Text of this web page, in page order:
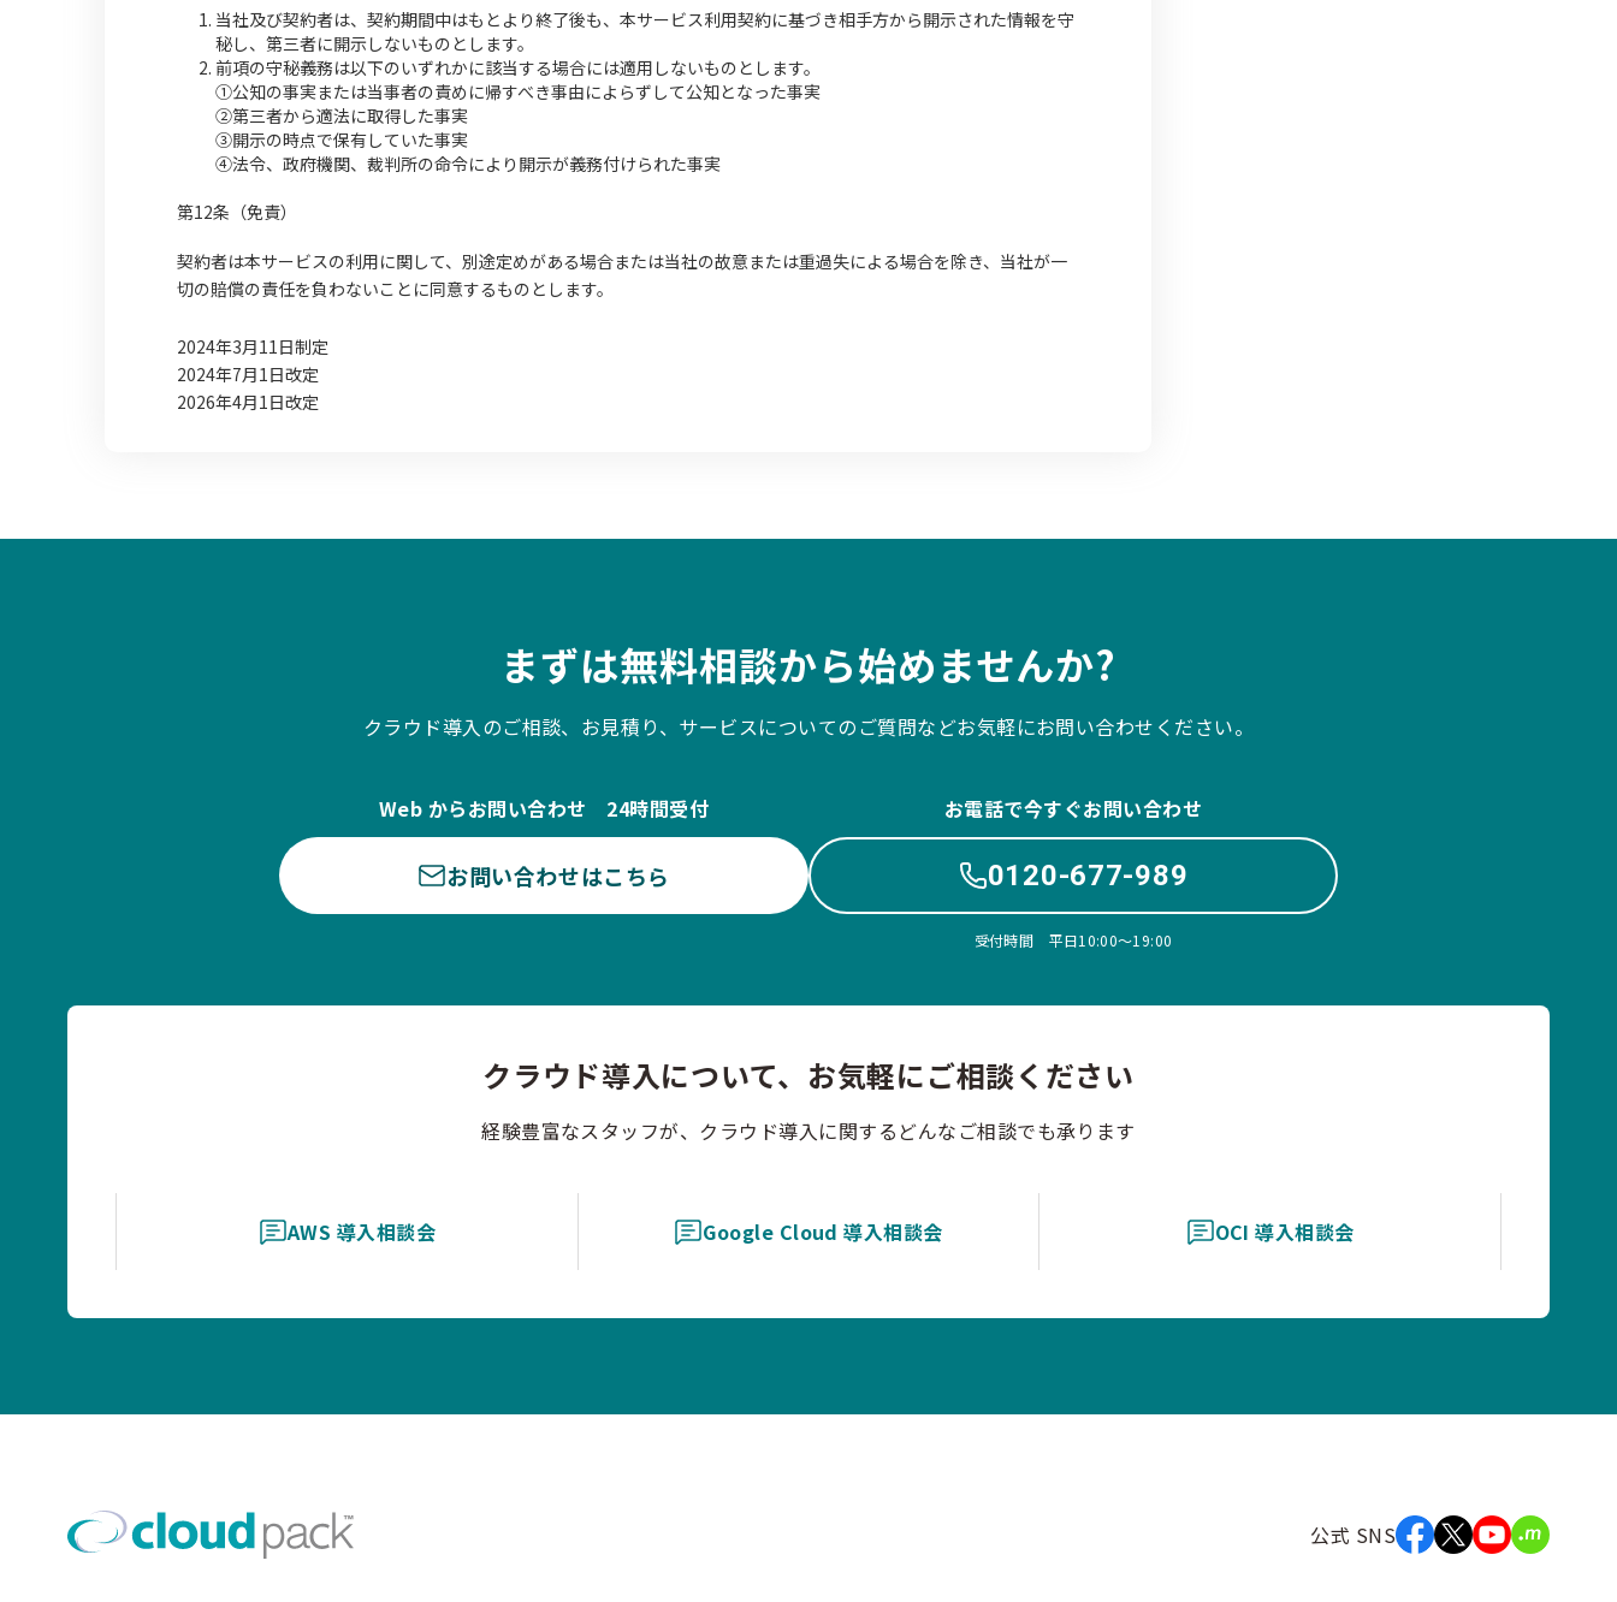
当社及び契約者は、契約期間中はもとより終了後も、本サービス利用契約に基づき相手方から開示された情報を守
秘し、第三者に開示しないものとします。
前項の守秘義務は以下のいずれかに該当する場合には適用しないものとします。
①公知の事実または当事者の責めに帰すべき事由によらずして公知となった事実
②第三者から適法に取得した事実
③開示の時点で保有していた事実
④法令、政府機関、裁判所の命令により開示が義務付けられた事実
第12条（免責）
契約者は本サービスの利用に関して、別途定めがある場合または当社の故意または重過失による場合を除き、当社が一
切の賠償の責任を負わないことに同意するものとします。
2024年3月11日制定
2024年7月1日改定
2026年4月1日改定
まずは無料相談から始めませんか?
クラウド導入のご相談、お見積り、サービスについてのご質問などお気軽にお問い合わせください。
Web からお問い合わせ 24時間受付
お問い合わせはこちら
お電話で今すぐお問い合わせ
0120-677-989
受付時間 平日10:00〜19:00
クラウド導入について、お気軽にご相談ください
経験豊富なスタッフが、クラウド導入に関するどんなご相談でも承ります
AWS 導入相談会 Google Cloud 導入相談会 OCI 導入相談会
公式 SNS